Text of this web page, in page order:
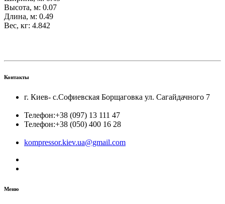
Высота, м: 0.07
Длина, м: 0.49
Вес, кг: 4.842
Контакты
г. Киев- с.Софиевская Борщаговка ул. Сагайдачного 7
Телефон:+38 (097) 13 111 47
Телефон:+38 (050) 400 16 28
kompressor.kiev.ua@gmail.com
Меню